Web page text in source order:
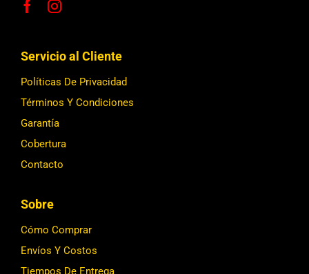
Servicio al Cliente
Políticas De Privacidad
Términos Y Condiciones
Garantía
Cobertura
Contacto
Sobre
Cómo Comprar
Envíos Y Costos
Tiempos De Entrega